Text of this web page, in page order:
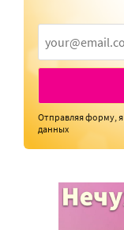
Отправляя форму,
данных